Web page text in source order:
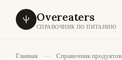
Overeaters
СПРАВОЧНИК ПО ПИТАНИЮ
Главная Справочник продуктов